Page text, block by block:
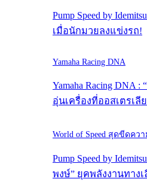
Pump Speed by
เมื่อนักมวยลงแข่งรถ!
Yamaha Racing DNA
Yamaha Racing DNA
อุ่นเครื่องที่ออสเตรเลีย
World of Speed สุดขีดควา
Pump Speed by
พงษ์” ยุคพลังงานทางเ